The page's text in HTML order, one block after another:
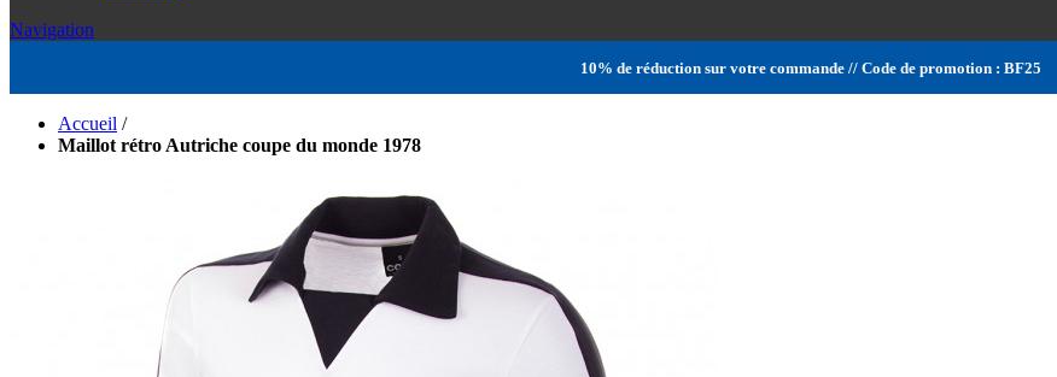
Navigation
10% de réduction sur votre commande // Code de promotion : BF25
Accueil /
Maillot rétro Autriche coupe du monde 1978